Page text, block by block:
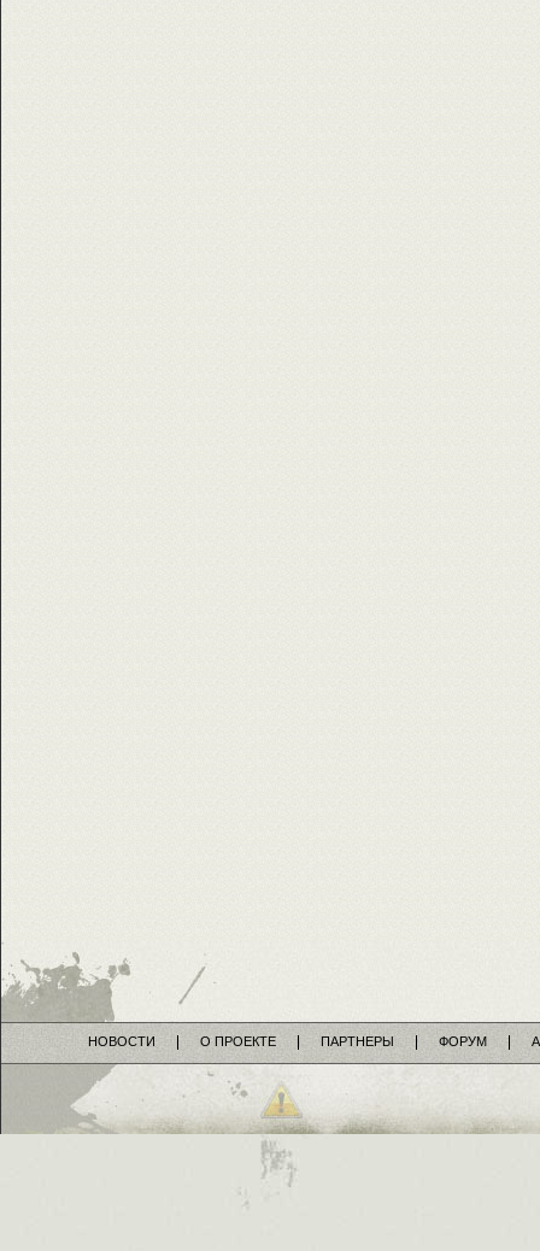
НОВОСТИ О ПРОЕКТЕ ПАРТНЕРЫ ФОРУМ